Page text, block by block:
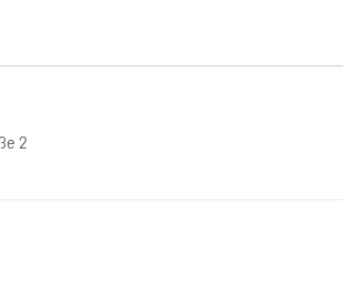
2